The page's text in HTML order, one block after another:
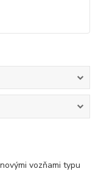
vozňami typu